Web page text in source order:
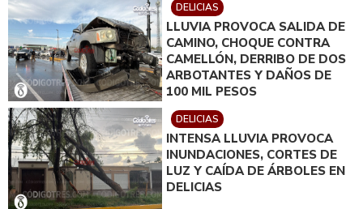
DELICIAS
LLUVIA PROVOCA SALIDA DE
CAMINO, CHOQUE CONTRA
CAMELLÓN, DERRIBO DE DOS
ARBOTANTES Y DAÑOS DE
100 MIL PESOS
DELICIAS
INTENSA LLUVIA PROVOCA
INUNDACIONES, CORTES DE
LUZ Y CAÍDA DE ÁRBOLES EN
DELICIAS